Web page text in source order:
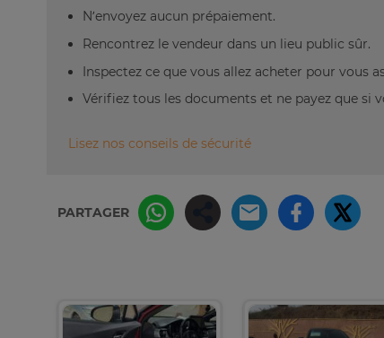
N’envoyez aucun prépaiement.
Rencontrez le vendeur dans un lieu public sûr.
Inspectez ce que vous allez acheter pour vous
Vérifiez tous les documents et ne payez que si
Lisez nos conseils de sécurité
PARTAGER